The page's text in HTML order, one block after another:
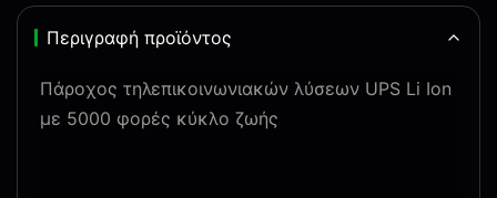
Περιγραφή προϊόντος
Πάροχος τηλεπικοινωνιακών λύσεων UPS Li Ion
με 5000 φορές κύκλο ζωής